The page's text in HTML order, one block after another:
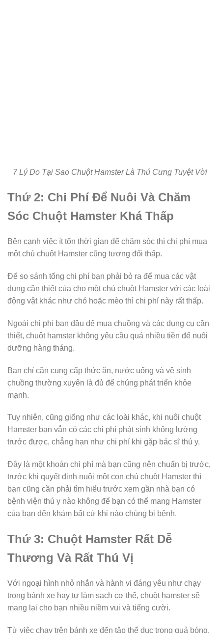
7 Lý Do Tại Sao Chuột Hamster Là Thú Cưng Tuyệt Vời
Thứ 2: Chi Phí Để Nuôi Và Chăm
Sóc Chuột Hamster Khá Thấp
Bên cạnh việc ít tốn thời gian để chăm sóc thì chi phí mua
một chú chuột Hamster cũng tương đối thấp.
Để so sánh tổng chi phí bạn phải bỏ ra để mua các vật
dụng cần thiết của cho một chú chuột Hamster với các loài
động vật khác như chó hoặc mèo thì chi phí này rất thấp.
Ngoài chi phí ban đầu để mua chuồng và các dụng cụ cần
thiết, chuột hamster không yêu cầu quá nhiều tiền để nuôi
dưỡng hàng tháng.
Bạn chỉ cần cung cấp thức ăn, nước uống và vệ sinh
chuồng thường xuyên là đủ để chúng phát triển khỏe
mạnh.
Tuy nhiên, cũng giống như các loài khác, khi nuôi chuột
Hamster bạn vẫn có các chi phí phát sinh không lường
trước được, chẳng hạn như chi phí khi gặp bác sĩ thú y.
Đây là một khoản chi phí mà bạn cũng nên chuẩn bị trước,
trước khi quyết định nuôi một con chú chuột Hamster thì
bạn cũng cần phải tìm hiểu trước xem gần nhà bạn có
bệnh viện thú y nào không để bạn có thể mang Hamster
của bạn đến khám bất cứ khi nào chúng bị bệnh.
Thứ 3: Chuột Hamster Rất Dễ
Thương Và Rất Thú Vị
Với ngoại hình nhỏ nhắn và hành vi đáng yêu như chạy
trong bánh xe hay tự làm sạch cơ thể, chuột hamster sẽ
mang lại cho bạn nhiều niềm vui và tiếng cười.
Từ việc chạy trên bánh xe đến tập thể dục trong quả bóng,